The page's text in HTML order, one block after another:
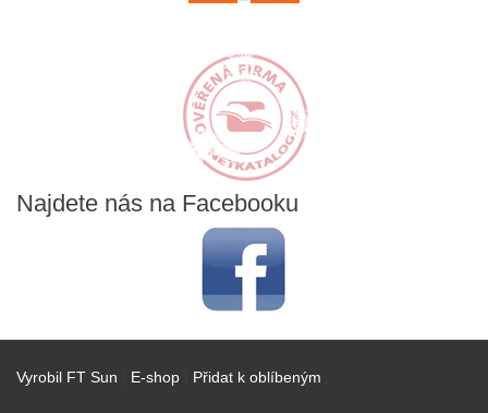
Najdete nás na Facebooku
Vyrobil FT Sun E-shop Přidat k oblíbeným